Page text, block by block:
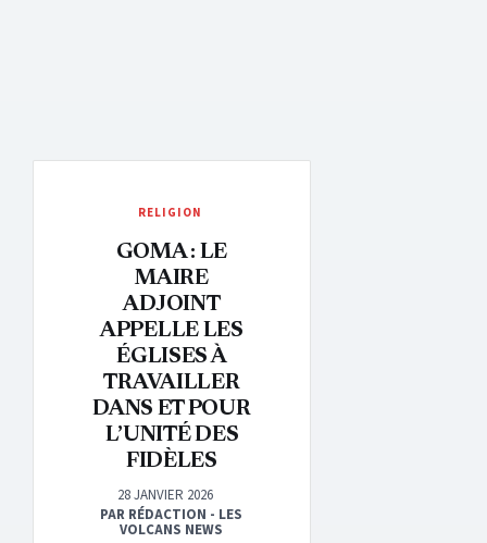
RELIGION
GOMA : LE
MAIRE
ADJOINT
APPELLE LES
ÉGLISES À
TRAVAILLER
DANS ET POUR
L’UNITÉ DES
FIDÈLES
28 JANVIER 2026
PAR RÉDACTION - LES
VOLCANS NEWS